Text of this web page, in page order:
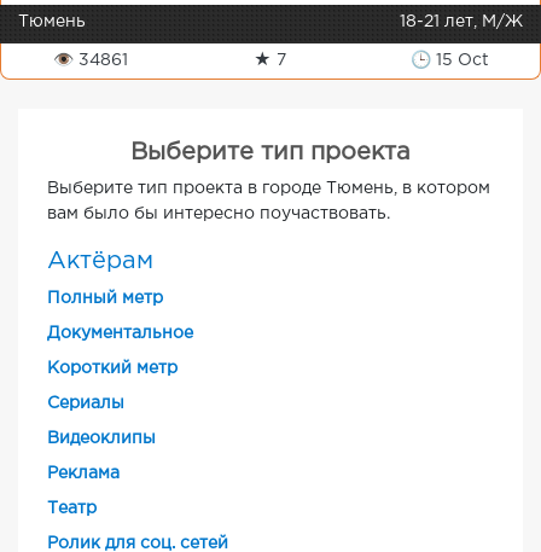
Тюмень 18-21 лет, М/Ж
👁 34861 ★ 7 🕒 15 Oct
Выберите тип проекта
Выберите тип проекта в городе Тюмень, в котором
вам было бы интересно поучаствовать.
Актёрам
Полный метр
Документальное
Короткий метр
Cериалы
Видеоклипы
Реклама
Театр
Ролик для соц. сетей